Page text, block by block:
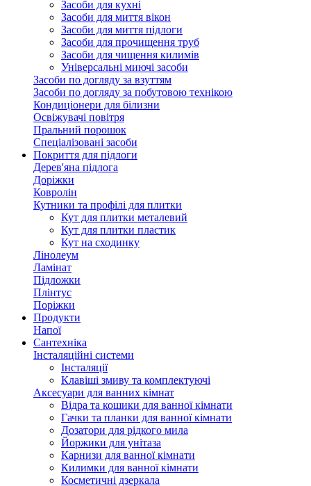
Засоби для кухні
Засоби для миття вікон
Засоби для миття підлоги
Засоби для прочищення труб
Засоби для чищення килимів
Універсальні миючі засоби
Засоби по догляду за взуттям
Засоби по догляду за побутовою технікою
Кондиціонери для білизни
Освіжувачі повітря
Пральний порошок
Спеціалізовані засоби
Покриття для підлоги
Дерев'яна підлога
Доріжки
Ковролін
Кутники та профілі для плитки
Кут для плитки металевий
Кут для плитки пластик
Кут на сходинку
Лінолеум
Ламінат
Підложки
Плінтус
Поріжки
Продукти
Напої
Сантехніка
Інсталяційні системи
Інсталяції
Клавіші змиву та комплектуючі
Аксесуари для ванних кімнат
Відра та кошики для ванної кімнати
Гачки та планки для ванної кімнати
Дозатори для рідкого мила
Йоржики для унітаза
Карнизи для ванної кімнати
Килимки для ванної кімнати
Косметичні дзеркала